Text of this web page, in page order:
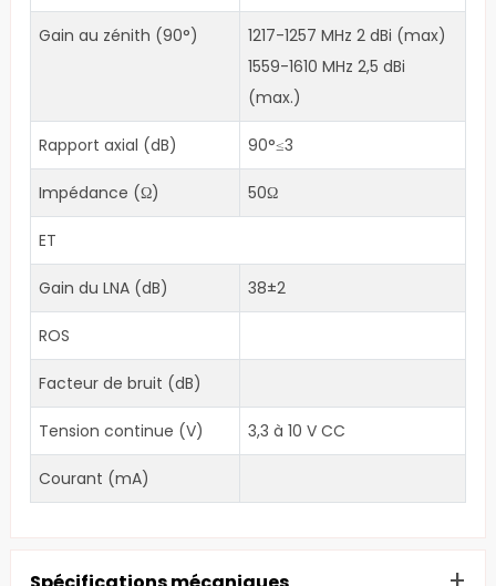
Gain au zénith (90°)
1217-1257 MHz 2 dBi (max)
1559-1610 MHz 2,5 dBi
(max.)
Rapport axial (dB) 90°≤3
Impédance (Ω) 50Ω
ET
Gain du LNA (dB) 38±2
ROS
Facteur de bruit (dB)
Tension continue (V) 3,3 à 10 V CC
Courant (mA)